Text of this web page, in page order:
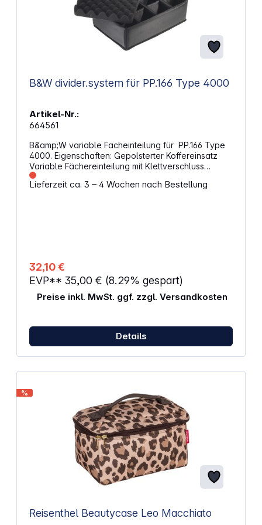
B&W divider.system für PP.166 Type 4000
Artikel-Nr.:
664561
B&amp;W variable Facheinteilung für PP.166 Type
4000. Eigenschaften: Gepolsterter Koffereinsatz
Variable Fächereinteilung mit Klettverschluss
Noppenschaum für den Deckel und Flausch im
Boden Individuelle Koffereinteilung für einen
Lieferzeit ca. 3 – 4 Wochen nach Bestellung
32,10 €
EVP** 35,00 € (8.29% gespart)
Preise inkl. MwSt. ggf. zzgl. Versandkosten
Details
%
Reisenthel Beautycase Leo Macchiato